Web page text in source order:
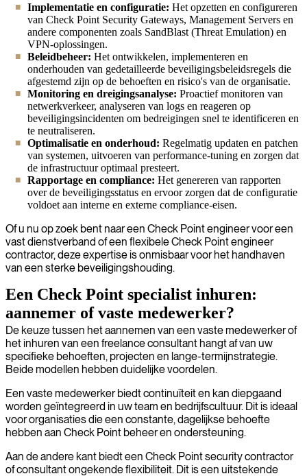
Implementatie en configuratie: Het opzetten en configureren
van Check Point Security Gateways, Management Servers en
andere componenten zoals SandBlast (Threat Emulation) en
VPN-oplossingen.
Beleidbeheer: Het ontwikkelen, implementeren en
onderhouden van gedetailleerde beveiligingsbeleidsregels die
afgestemd zijn op de behoeften en risico's van de organisatie.
Monitoring en dreigingsanalyse: Proactief monitoren van
netwerkverkeer, analyseren van logs en reageren op
beveiligingsincidenten om bedreigingen snel te identificeren en
te neutraliseren.
Optimalisatie en onderhoud: Regelmatig updaten en patchen
van systemen, uitvoeren van performance-tuning en zorgen dat
de infrastructuur optimaal presteert.
Rapportage en compliance: Het genereren van rapporten
over de beveiligingsstatus en ervoor zorgen dat de configuratie
voldoet aan interne en externe compliance-eisen.
Of u nu op zoek bent naar een Check Point engineer voor een
vast dienstverband of een flexibele Check Point engineer
contractor, deze expertise is onmisbaar voor het handhaven
van een sterke beveiligingshouding.
Een Check Point specialist inhuren:
aannemer of vaste medewerker?
De keuze tussen het aannemen van een vaste medewerker of
het inhuren van een freelance consultant hangt af van uw
specifieke behoeften, projecten en lange-termijnstrategie.
Beide modellen hebben duidelijke voordelen.
Een vaste medewerker biedt continuïteit en kan diepgaand
worden geïntegreerd in uw team en bedrijfscultuur. Dit is ideaal
voor organisaties die een constante, dagelijkse behoefte
hebben aan Check Point beheer en ondersteuning.
Aan de andere kant biedt een Check Point security contractor
of consultant ongekende flexibiliteit. Dit is een uitstekende